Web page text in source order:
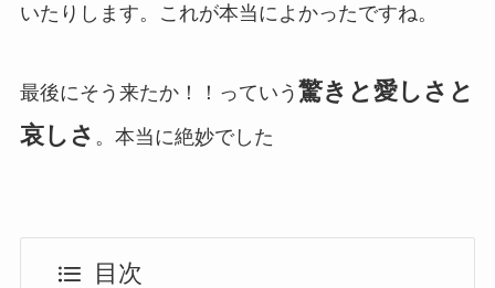
いたりします。これが本当によかったですね。
最後にそう来たか！！っていう 驚きと愛しさと
哀しさ 。本当に絶妙でした
目次